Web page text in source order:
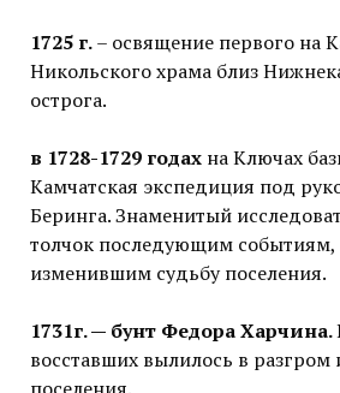
1725 г.– освящение первого на
Никольского храма близ
острога.
в 1728-1729 годах на Ключах
Камчатская экспедиция под
Беринга. Знаменитый
толчок последующим событиям,
изменившим судьбу поселения.
1731г. — бунт Федора Харчина.
восставших вылилось в